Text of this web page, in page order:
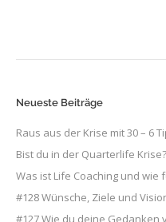
Neueste Beiträge
Raus aus der Krise mit 30 – 6
Bist du in der Quarterlife
Was ist Life Coaching und wie
#128 Wünsche, Ziele und
#127 Wie du deine Gedanken